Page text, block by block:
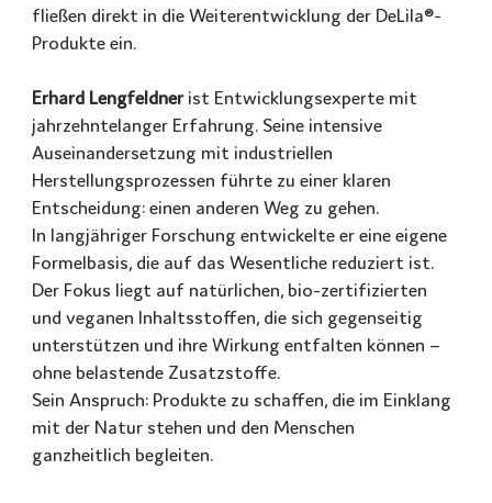
fließen direkt in die Weiterentwicklung der DeLila®-
Produkte ein.
Erhard Lengfeldnerist Entwicklungsexperte mit
jahrzehntelanger Erfahrung. Seine intensive
Auseinandersetzung mit industriellen
Herstellungsprozessen führte zu einer klaren
Entscheidung: einen anderen Weg zu gehen.
In langjähriger Forschung entwickelte er eine eigene
Formelbasis, die auf das Wesentliche reduziert ist.
Der Fokus liegt auf natürlichen, bio-zertifizierten
und veganen Inhaltsstoffen, die sich gegenseitig
unterstützen und ihre Wirkung entfalten können –
ohne belastende Zusatzstoffe.
Sein Anspruch: Produkte zu schaffen, die im Einklang
mit der Natur stehen und den Menschen
ganzheitlich begleiten.